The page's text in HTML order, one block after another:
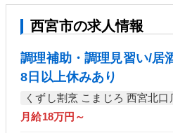
西宮市の求人情報
調理補助・調理見習い/居
8日以上休みあり
くずし割烹 こまじろ 西宮北口
月給18万円～